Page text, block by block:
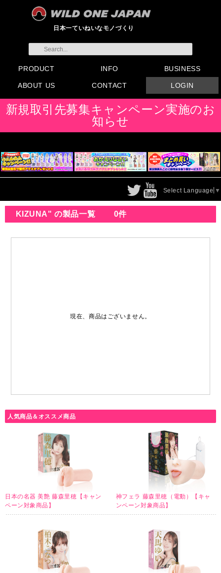
日本一ていねいなモノづくり
PRODUCT
すべてのグッズ
新製品
発売前製品
デンマ
ニップルドーム他
ローター
バイブ
オナホール
ラブドール
サポート
矯正リング
ローション
ラブサプリ
ディルド
アナル
SMグッズ
日本製グッズ
その他グッズ
INFO
製品情報
お知らせ
イベント・展示会
メディア掲載
BUSINESS
会員登録
注文方法・卸売りについ
FAX注文書
カタログ
販促物配布
代理店契約について
ABOUT US
会社概要
よくある質問
取り扱い店リスト
CONTACT
お問い合わせ
付属品販売(一般のお客様
向け)
アイディア募集
LOGIN
新規取引先募集キャンペーン実施のお
知らせ
Select Language ▼
KIZUNA" の製品一覧 0件
現在、商品はございません。
人気商品＆オススメ商品
日本の名器 美艶 藤森里穂【キャン
ペーン対象商品】
神フェラ 藤森里穂（電動）【キャ
ンペーン対象商品】